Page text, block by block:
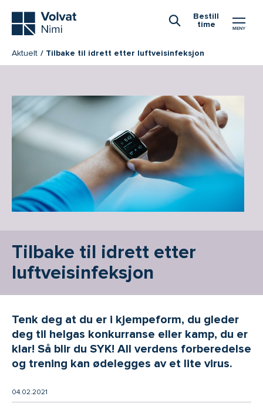
Bestill
time
Aktuelt Tilbake til idrett etter luftveisinfeksjon
Tilbake til idrett etter
luftveis­infeksjon
Tenk deg at du er i kjempeform, du gleder
deg til helgas konkurranse eller kamp, du er
klar! Så blir du SYK! All verdens forberedelse
og trening kan ødelegges av et lite virus.
04.02.2021